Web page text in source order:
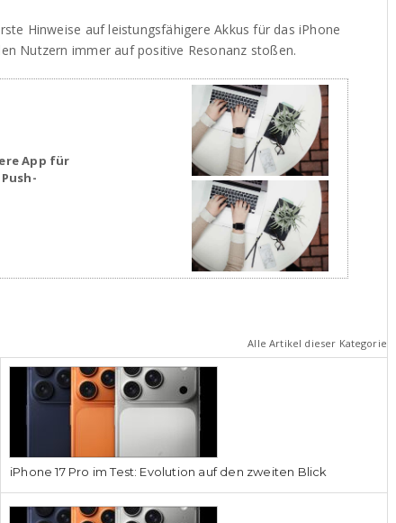
Hinweise auf leistungsfähigere Akkus für das iPhone
Nutzern immer auf positive Resonanz stoßen.
App für
Alle Artikel dieser Kategorie
iPhone 17 Pro im Test: Evolution auf den zweiten Blick